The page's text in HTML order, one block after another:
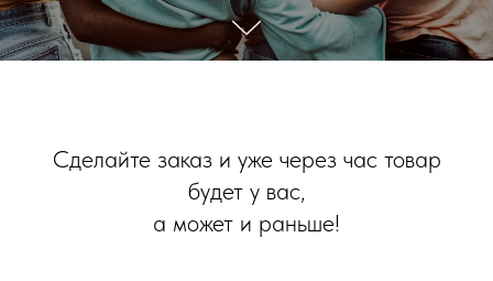
Сделайте заказ и уже через час товар
будет у вас,
а может и раньше!